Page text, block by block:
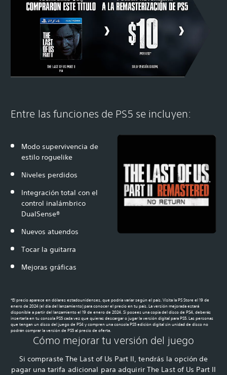
Entre las funciones de PS5 se incluyen:
Modo supervivencia de
estilo roguelike
Niveles perdidos
Integración total con el
control inalámbrico
DualSense®
Nuevos atuendos
Tocar la guitarra
Mejoras gráficas
*El precio aparece en dólares estadounidenses, que podría variar según el país. Visita la PS Store el 19 de
enero de 2024 (el día del lanzamiento) para conocer el precio en tu país. La versión mejorada estará
disponible a partir del lanzamiento el 19 de enero de 2024. Si posees una copia del disco de PS4, deberás
insertarla en tu consola PS5 cada vez que quieras descargar o jugar la versión digital para PS5. Las personas
que tengan un disco del juego de PS4 y compren una consola PS5 edición digital sin unidad de disco no
podrán comprar la versión de PS5 al precio de oferta.
Cómo mejorar tu versión del juego
Si compraste The Last of Us Part II, tendrás la opción de
pagar una tarifa adicional para adquirir The Last of Us Part II